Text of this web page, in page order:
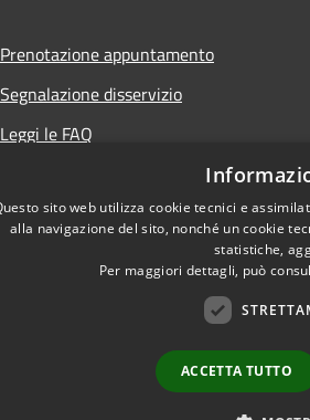
Prenotazione appuntamento
Segnalazione disservizio
Leggi le FAQ
sito web utilizza cookie tecnici e
alla navigazione del sito, nonché un cookie
statistiche,
Per maggiori dettagli, può
ACCETTA TUTTO